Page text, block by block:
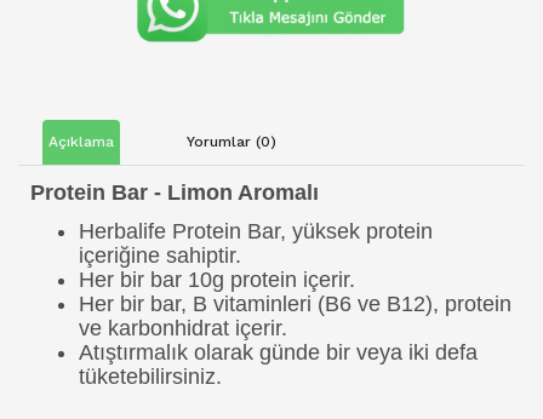
Açıklama Yorumlar (0)
Protein Bar - Limon Aromalı
Herbalife Protein Bar, yüksek protein
içeriğine sahiptir.
Her bir bar 10g protein içerir.
Her bir bar, B vitaminleri (B6 ve B12), protein
ve karbonhidrat içerir.
Atıştırmalık olarak günde bir veya iki defa
tüketebilirsiniz.